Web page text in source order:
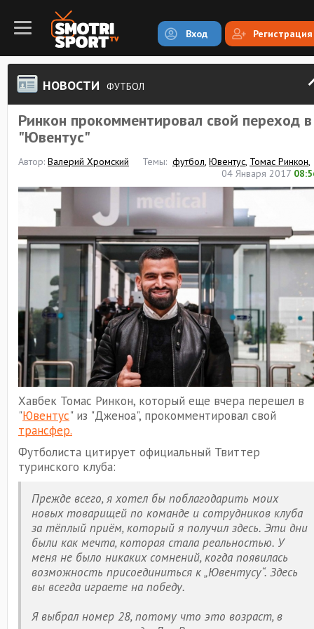
Вход Регистрация
НОВОСТИ ФУТБОЛ
Ринкон прокомментировал свой переход в
"Ювентус"
Автор: Валерий Хромский Темы: футбол, Ювентус, Томас Ринкон,
04 Января 2017
Хавбек Томас Ринкон, который еще вчера перешел в
"Ювентус" из "Дженоа", прокомментировал свой
трансфер.
Футболиста цитирует официальный Твиттер
туринского клуба:
Прежде всего, я хотел бы поблагодарить моих
новых товарищей по команде и сотрудников клуба
за тёплый приём, который я получил здесь. Эти дни
были как мечта, которая стала реальностью. У
меня не было никаких сомнений, когда появилась
возможность присоединиться к „Ювентусу“. Здесь
вы всегда играете на победу.
Я выбрал номер 28, потому что это возраст, в